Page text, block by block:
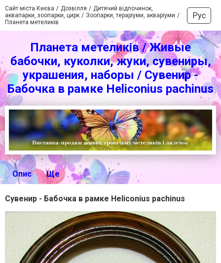
Сайт міста Києва Дозвілля
Дитячий відпочинок,
аквапарки, зоопарки, цирк
Зоопарки, тераріуми, акваріуми
Планета метеликів
Рус
Планета метеликів / Живые
бабочки, куколки, жуки, сувениры,
украшения, наборы / Сувенир -
Бабочка в рамке Heliconius pachinus
Опис Ще
Сувенир - Бабочка в рамке Heliconius pachinus